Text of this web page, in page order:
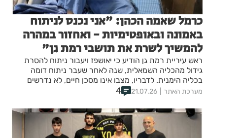
כרמל שאמה הכהן: "אני נכנס לניתוח
באמונה ובאופטימיות - ואחזור במהרה
להמשיך לשרת את תושבי רמת גן"
ראש עיריית רמת גן הודיע כי יאושפז ויעבור ניתוח להסרת
גידול מהכליה השמאלית, שנה לאחר שעבר ניתוח דומה
בכליה הימנית. לדבריו, מצבו אינו מסכן חיים, לא נדרשים
טיפולים משלימים והוא צפוי לשוב לעבודה בתוך שבועות
הבריאותי והודה לתושבים על התמיכה, הברכות והתפילות.
מערכת האתר 21.07.26
4